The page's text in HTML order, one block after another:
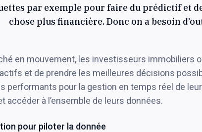
par exemple pour faire du prédictif et
chose plus financière. Donc on a besoin
en mouvement, les investisseurs immobiliers
et de prendre les meilleures décisions
performants pour la gestion en temps réel de
accéder à l’ensemble de leurs données.
pour piloter la donnée